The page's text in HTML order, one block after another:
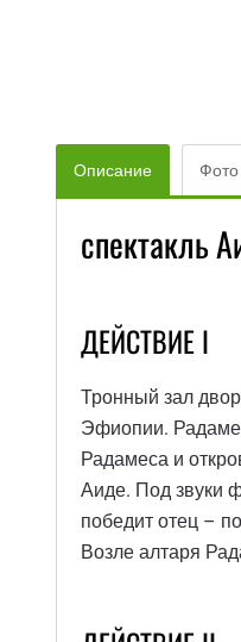
Описание Фото
спектакль
ДЕЙСТВИЕ I
Тронный зал
Эфиопии.
Радамеса и
Аиде. Под звуки
победит отец –
Возле алтаря